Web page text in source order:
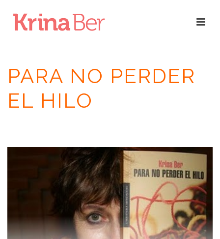
PARA NO PERDER
EL HILO